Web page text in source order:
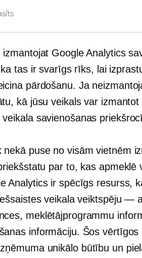
izmantojat Google Analytics
tas ir svarīgs rīks, lai
pārdošanu. Ja
kā jūsu veikals var
veikala savienošanas
nekā puse no visām vietnēm
par to, kas apmeklē
Analytics ir spēcīgs resurss,
veikala veiktspēju —
meklētājprogrammu
informāciju. Šos
unikālo būtību un